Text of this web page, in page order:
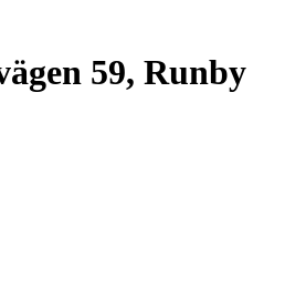
59, Runby